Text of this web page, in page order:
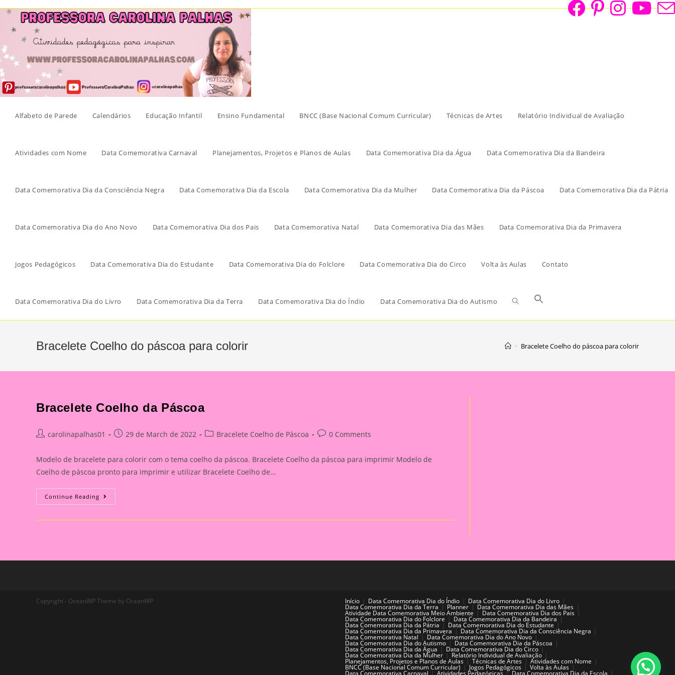
Skip
content
Alfabeto de Parede Calendários Educação Infantil Ensino Fundamental BNCC (Base Nacional Comum Curricular) Técnicas de Artes Relatório Individual de Avaliação
Atividades com Nome Data Comemorativa Carnaval Planejamentos, Projetos e Planos de Aulas Data Comemorativa Dia da Água Data Comemorativa Dia da Bandeira
Data Comemorativa Dia da Consciência Negra Data Comemorativa Dia da Escola Data Comemorativa Dia da Mulher Data Comemorativa Dia da Páscoa Data Comemorativa Dia da Pátria
Data Comemorativa Dia do Ano Novo Data Comemorativa Dia dos Pais Data Comemorativa Natal Data Comemorativa Dia das Mães Data Comemorativa Dia da Primavera
Jogos Pedagógicos Data Comemorativa Dia do Estudante Data Comemorativa Dia do Folclore Data Comemorativa Dia do Circo Volta às Aulas Contato
Data Comemorativa Dia do Livro Data Comemorativa Dia da Terra Data Comemorativa Dia do Índio Data Comemorativa Dia do Autismo
Bracelete Coelho do páscoa para colorir > Bracelete Coelho do páscoa para colorir
Bracelete Coelho da Páscoa
Postcarolinapalhas01
Post29 de March de 2022
PostBracelete Coelho de Páscoa
Post0 Comments
Modelo de bracelete para colorir com o tema coelho da páscoa. Bracelete Coelho da páscoa para imprimir Modelo de
Coelho de páscoa pronto para imprimir e utilizar Bracelete Coelho de…
Continue Reading Bracelete
Coelho
Páscoa
Início Data Comemorativa Dia do Índio Data Comemorativa Dia do Livro
Data Comemorativa Dia da Terra Planner Data Comemorativa Dia das Mães
Atividade Data Comemorativa Meio Ambiente Data Comemorativa Dia dos Pais
Data Comemorativa Dia do Folclore Data Comemorativa Dia da Bandeira
Data Comemorativa Dia da Pátria Data Comemorativa Dia do Estudante
Data Comemorativa Dia da Primavera Data Comemorativa Dia da Consciência Negra
Data Comemorativa Natal Data Comemorativa Dia do Ano Novo
Data Comemorativa Dia do Autismo Data Comemorativa Dia da Páscoa
Data Comemorativa Dia da Água Data Comemorativa Dia do Circo
Data Comemorativa Dia da Mulher Relatório Individual de Avaliação
Planejamentos, Projetos e Planos de Aulas Técnicas de Artes Atividades com Nome
BNCC (Base Nacional Comum Curricular) Jogos Pedagógicos Volta às Aulas
Data Comemorativa Carnaval Atividades Pedagógicas Data Comemorativa Dia da Escola
Copyright - OceanWP Theme by OceanWP